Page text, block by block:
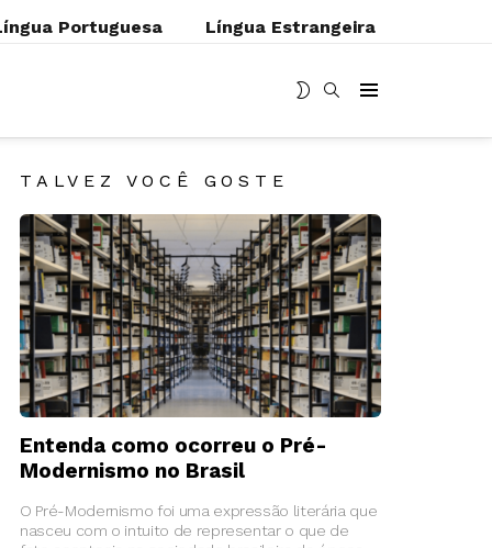
Portuguesa Língua Estrangeira
MUDARBUSCAR
TALVEZ VOCÊ GOSTE
Entenda como ocorreu o Pré-
Modernismo no Brasil
O Pré-Modernismo foi uma expressão literária que
nasceu com o intuito de representar o que de